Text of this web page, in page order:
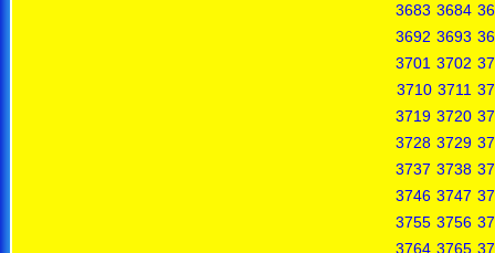
3683 3684
3692 3693
3701 3702
3710 3711
3719 3720
3728 3729
3737 3738
3746 3747
3755 3756
3764 3765